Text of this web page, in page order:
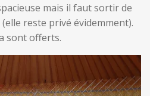
mais il faut sortir de
reste privé évidemment).
sont offerts.